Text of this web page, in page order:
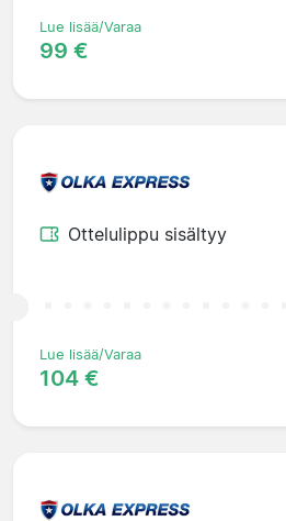
Lue lisää/Varaa
99 €
Ottelulippu sisältyy
Lue lisää/Varaa
104 €